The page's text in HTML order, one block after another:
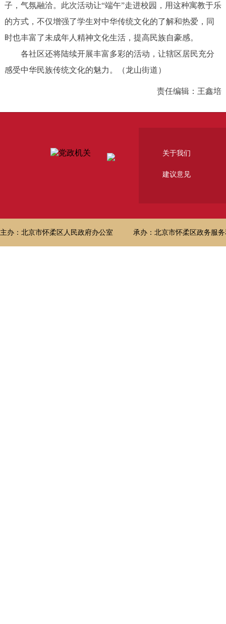
子，气氛融洽。此次活动让“端午”走进校园，用这种寓教于乐
的方式，不仅增强了学生对中华传统文化的了解和热爱，同
时也丰富了未成年人精神文化生活，提高民族自豪感。
各社区还将陆续开展丰富多彩的活动，让辖区居民充分
感受中华民族传统文化的魅力。（龙山街道）
责任编辑：王鑫培
关于我们
建议意见
主办：北京市怀柔区人民政府办公室 承办：北京市怀柔区政务服